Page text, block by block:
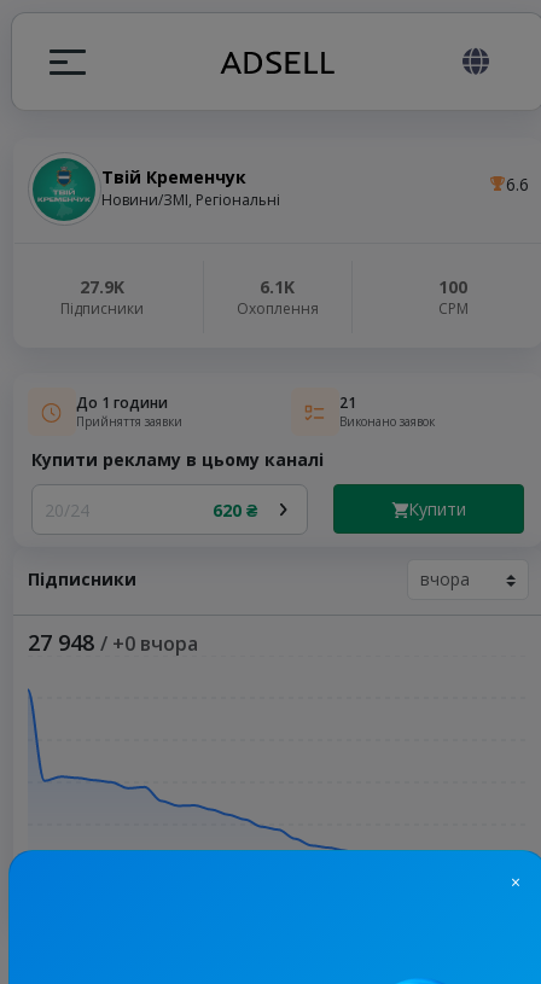
Твій Кременчук
Новини/ЗМІ, Регіональні
6.6
27.9K
Підписники
6.1K
Охоплення
100
СРМ
До 1 години
Прийняття заявки
21
Виконано заявок
Купити рекламу в цьому каналі
20/24 620 ₴ Купити
Підписники
27 948 / +0 вчора
×